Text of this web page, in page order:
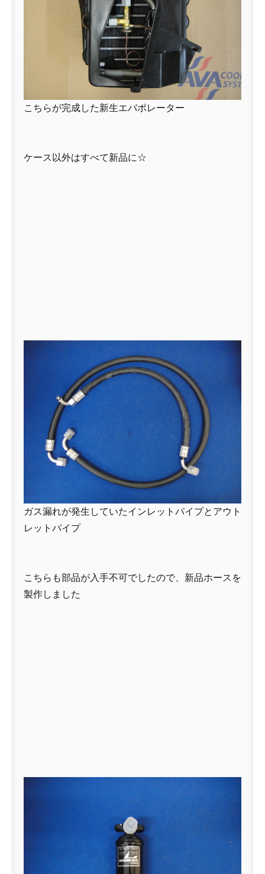
こちらが完成した新生エバポレーター
ケース以外はすべて新品に☆
ガス漏れが発生していたインレットパイプとアウト
レットパイプ
こちらも部品が入手不可でしたので、新品ホースを
製作しました